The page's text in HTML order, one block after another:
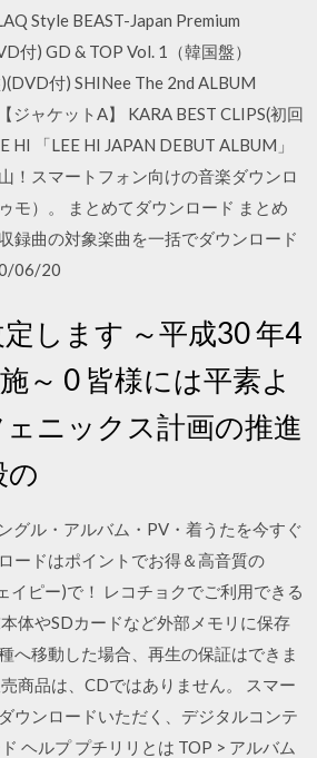
Style BEAST-Japan Premium
付) GD & TOP Vol. 1（韓国盤）
付) SHINee The 2nd ALBUM
ジャケットA】 KARA BEST CLIPS(初回
「LEE HI JAPAN DEBUT ALBUM」
！スマートフォン向けの音楽ダウンロ
モ）。 まとめてダウンロード まとめ
録曲の対象楽曲を一括でダウンロード
06/20
します ～平成30 年4
～ 0 皆様には平素よ
ェニックス計画の推進
の
グル・アルバム・PV・着うたを今すぐ
ードはポイントでお得＆高音質の
イピー)で！ レコチョクでご利用できる
体やSDカードなど外部メモリに保存
へ移動した場合、再生の保証はできま
商品は、CDではありません。 スマー
ウンロードいただく、デジタルコンテ
ヘルプ プチリリとは TOP > アルバム